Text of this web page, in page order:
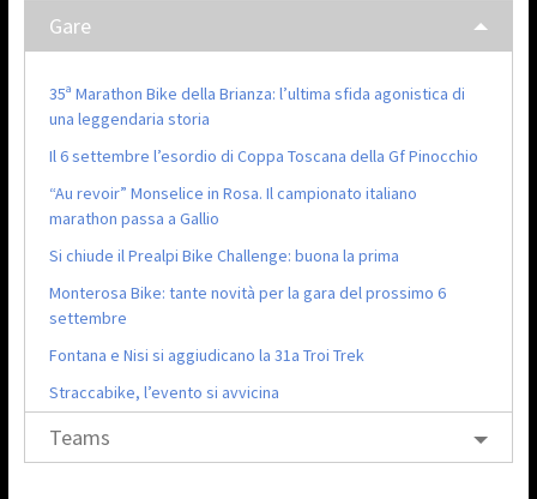
Gare
35ª Marathon Bike della Brianza: l’ultima sfida agonistica di
una leggendaria storia
Il 6 settembre l’esordio di Coppa Toscana della Gf Pinocchio
“Au revoir” Monselice in Rosa. Il campionato italiano
marathon passa a Gallio
Si chiude il Prealpi Bike Challenge: buona la prima
Monterosa Bike: tante novità per la gara del prossimo 6
settembre
Fontana e Nisi si aggiudicano la 31a Troi Trek
Straccabike, l’evento si avvicina
Teams